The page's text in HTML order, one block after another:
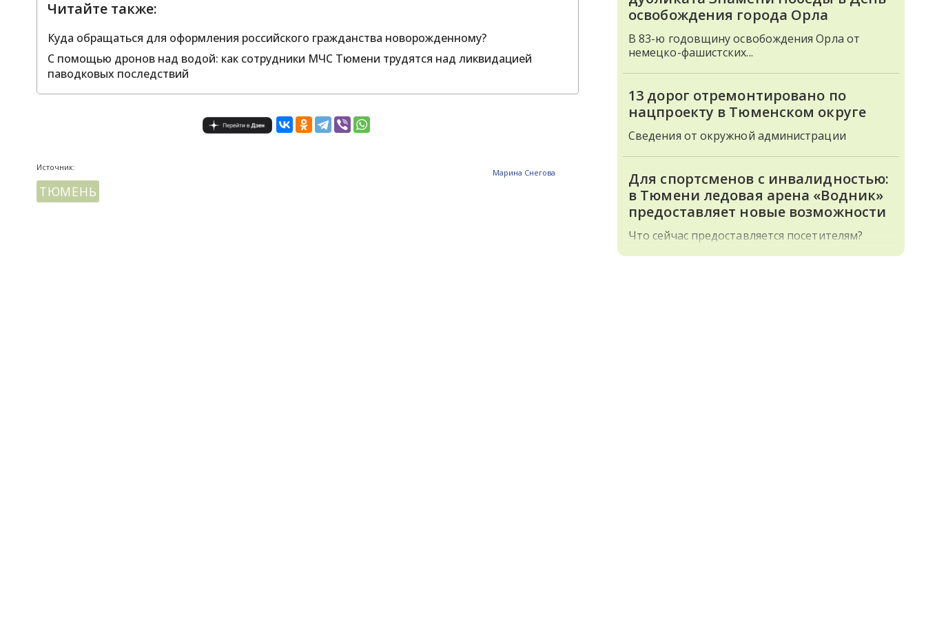
Читайте также:
Куда обращаться для оформления российского гражданства новорожденному?
С помощью дронов над водой: как сотрудники МЧС Тюмени трудятся над ликвидацией
паводковых последствий
Источник:
Mарина Снегова
ТЮМЕНЬ
освобождения города Орла
В 83-ю годовщину освобождения Орла от
немецко-фашистских...
13 дорог отремонтировано по
нацпроекту в Тюменском округе
Сведения от окружной администрации
Для спортсменов с инвалидностью:
в Тюмени ледовая арена «Водник»
предоставляет новые возможности
Что сейчас предоставляется посетителям?